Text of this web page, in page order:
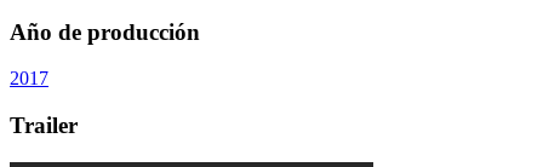
Año de producción
2017
Trailer